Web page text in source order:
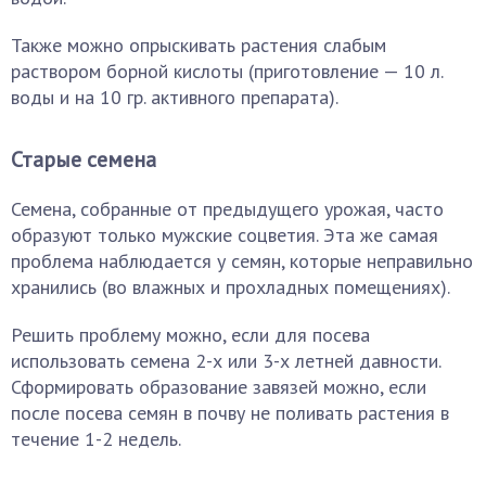
Также можно опрыскивать растения слабым
раствором борной кислоты (приготовление — 10 л.
воды и на 10 гр. активного препарата).
Старые семена
Семена, собранные от предыдущего урожая, часто
образуют только мужские соцветия. Эта же самая
проблема наблюдается у семян, которые неправильно
хранились (во влажных и прохладных помещениях).
Решить проблему можно, если для посева
использовать семена 2-х или 3-х летней давности.
Сформировать образование завязей можно, если
после посева семян в почву не поливать растения в
течение 1-2 недель.